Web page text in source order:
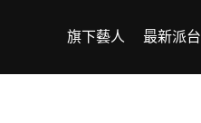
旗下藝人 最新派台